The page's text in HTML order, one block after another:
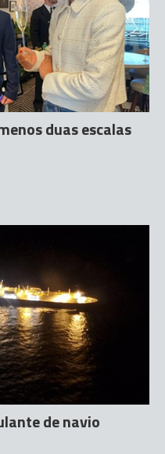
duas escalas
de navio